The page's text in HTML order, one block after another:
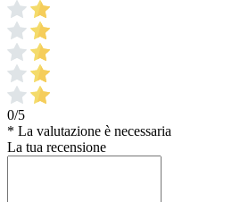
0/5
* La valutazione è necessaria
La tua recensione